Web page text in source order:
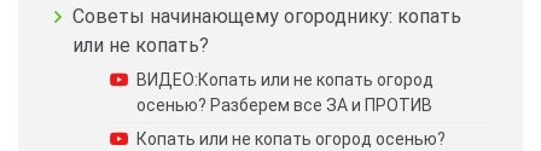
Советы начинающему огороднику: копать
или не копать?
ВИДЕО:Копать или не копать огород
осенью? Разберем все ЗА и ПРОТИВ
Копать или не копать огород осенью?